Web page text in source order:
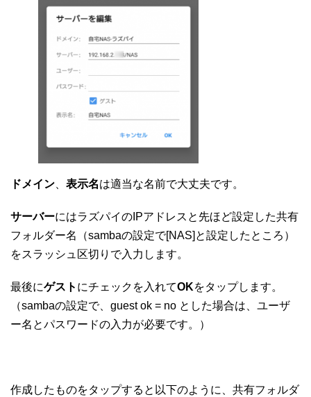
ドメイン 表示名は適当な名前で大丈夫です。
サーバーにはラズパイのIPアドレスと先ほど設定した共有
フォルダー名（sambaの設定で[NAS]と設定したところ）
をスラッシュ区切りで入力します。
最後にゲスト にチェックを入れてOKをタップします。
（sambaの設定で、guest ok = no とした場合は、ユーザ
ー名とパスワードの入力が必要です。）
作成したものをタップすると以下のように、共有フォルダ